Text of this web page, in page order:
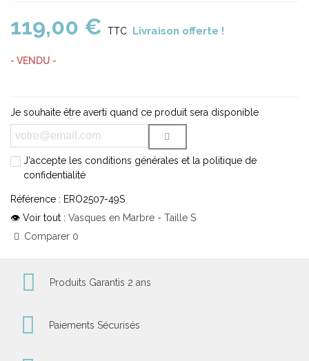
119,00 € TTC Livraison offerte !
- VENDU -
Je souhaite être averti quand ce produit sera disponible
J'accepte les conditions générales et la politique de
confidentialité
Référence : ERO2507-49S
👁 Voir tout : Vasques en Marbre - Taille S
Comparer 0
Produits Garantis 2 ans
Paiements Sécurisés